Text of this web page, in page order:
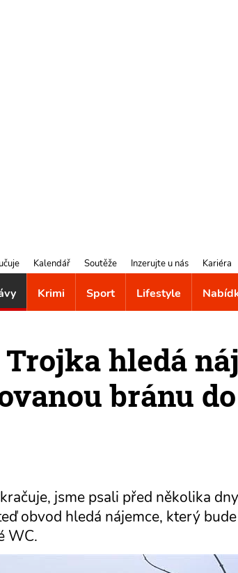
Kalendář Soutěže Inzerujte u nás Kariéra
Krimi Sport Lifestyle
hledá
bránu
jsme psali před několika dny
obvod hledá nájemce, který
WC.